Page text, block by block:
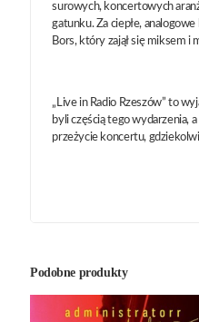
surowych, koncertowych
gatunku. Za ciepłe,
Bors, który zajął się miksem i
„Live in Radio Rzeszów” to
byli częścią tego wydarzenia,
przeżycie koncertu,
Podobne produkty